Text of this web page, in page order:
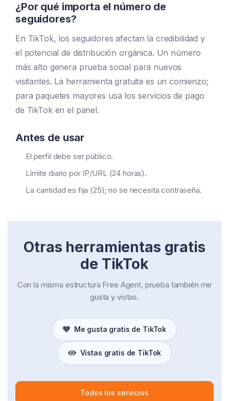
¿Por qué importa el número de
seguidores?
En TikTok, los seguidores afectan la credibilidad y
el potencial de distribución orgánica. Un número
más alto genera prueba social para nuevos
visitantes. La herramienta gratuita es un comienzo;
para paquetes mayores usa los servicios de pago
de TikTok en el panel.
Antes de usar
El perfil debe ser público.
Límite diario por IP/URL (24 horas).
La cantidad es fija (25); no se necesita contraseña.
Otras herramientas gratis
de TikTok
Con la misma estructura Free Agent, prueba también me
gusta y vistas.
Me gusta gratis de TikTok
Vistas gratis de TikTok
Todos los servicios